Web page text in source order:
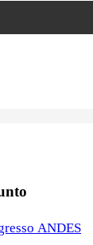
ANDES